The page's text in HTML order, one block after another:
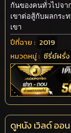
กันของคนทั่วไปจ
เขาต่อสู้กับผลกระ
เขา
ปีที่ฉาย : 2019
หมวดหมู่ : ซีรี่ย์ฝรั่ง
ดูหนัง เวิลด์ ออ